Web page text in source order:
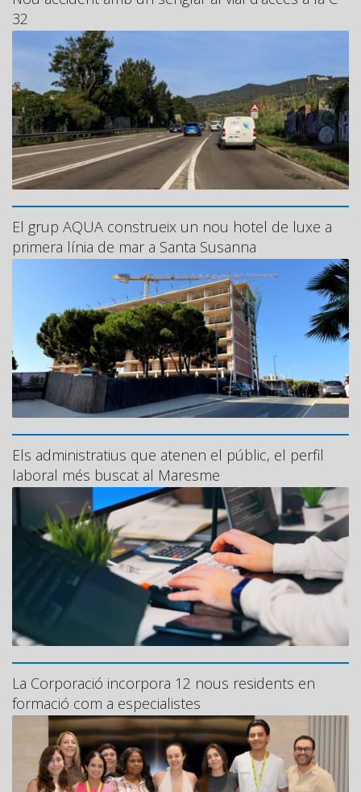
32
El grup AQUA construeix un nou hotel de luxe a
primera línia de mar a Santa Susanna
Els administratius que atenen el públic, el perfil
laboral més buscat al Maresme
La Corporació incorpora 12 nous residents en
formació com a especialistes